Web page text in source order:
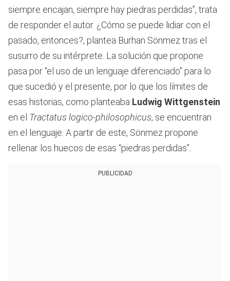
siempre encajan, siempre hay piedras perdidas”, trata
de responder el autor. ¿Cómo se puede lidiar con el
pasado, entonces?, plantea Burhan Sönmez tras el
susurro de su intérprete. La solución que propone
pasa por “el uso de un lenguaje diferenciado” para lo
que sucedió y el presente, por lo que los límites de
esas historias, como planteaba Ludwig Wittgenstein
en el Tractatus logico-philosophicus, se encuentran
en el lenguaje. A partir de este, Sönmez propone
rellenar los huecos de esas “piedras perdidas”.
PUBLICIDAD